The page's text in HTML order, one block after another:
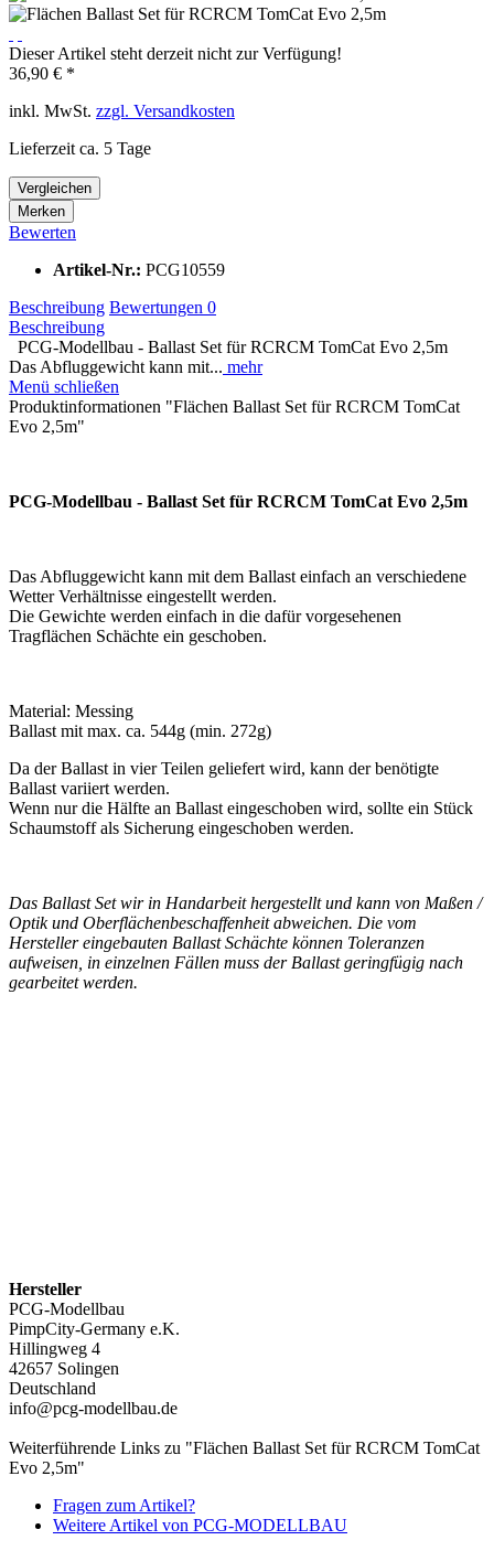
Dieser Artikel steht derzeit nicht zur Verfügung!
36,90 € *
inkl. MwSt. zzgl. Versandkosten
Lieferzeit ca. 5 Tage
Vergleichen
Merken
Bewerten
Artikel-Nr.: PCG10559
Beschreibung Bewertungen 0
Beschreibung
PCG-Modellbau - Ballast Set für RCRCM TomCat Evo 2,5m
Das Abfluggewicht kann mit... mehr
Menü schließen
Produktinformationen "Flächen Ballast Set für RCRCM TomCat
Evo 2,5m"
PCG-Modellbau - Ballast Set für RCRCM TomCat Evo 2,5m
Das Abfluggewicht kann mit dem Ballast einfach an verschiedene
Wetter Verhältnisse eingestellt werden.
Die Gewichte werden einfach in die dafür vorgesehenen
Tragflächen Schächte ein geschoben.
Material: Messing
Ballast mit max. ca. 544g (min. 272g)
Da der Ballast in vier Teilen geliefert wird, kann der benötigte
Ballast variiert werden.
Wenn nur die Hälfte an Ballast eingeschoben wird, sollte ein Stück
Schaumstoff als Sicherung eingeschoben werden.
Das Ballast Set wir in Handarbeit hergestellt und kann von Maßen /
Optik und Oberflächenbeschaffenheit abweichen. Die vom
Hersteller eingebauten Ballast Schächte können Toleranzen
aufweisen, in einzelnen Fällen muss der Ballast geringfügig nach
gearbeitet werden.
Hersteller
PCG-Modellbau
PimpCity-Germany e.K.
Hillingweg 4
42657 Solingen
Deutschland
info@pcg-modellbau.de
Weiterführende Links zu "Flächen Ballast Set für RCRCM TomCat
Evo 2,5m"
Fragen zum Artikel?
Weitere Artikel von PCG-MODELLBAU